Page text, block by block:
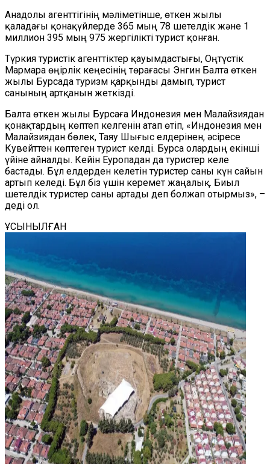
Анадолы агенттігінің мәліметінше, өткен жылы
қаладағы қонақүйлерде 365 мың 78 шетелдік және 1
миллион 395 мың 975 жергілікті турист қонған.
Түркия туристік агенттіктер қауымдастығы, Оңтүстік
Мармара өңірлік кеңесінің төрағасы Энгин Балта өткен
жылы Бурсада туризм қарқынды дамып, турист
санының артқанын жеткізді.
Балта өткен жылы Бурсаға Индонезия мен Малайзиядан
қонақтардың көптеп келгенін атап өтіп, «Индонезия мен
Малайзиядан бөлек, Таяу Шығыс елдерінен, әсіресе
Кувейттен көптеген турист келді. Бурса олардың екінші
үйіне айналды. Кейін Еуропадан да туристер келе
бастады. Бұл елдерден келетін туристер саны күн сайын
артып келеді. Бұл біз үшін керемет жаңалық. Биыл
шетелдік туристер саны артады деп болжап отырмыз», –
деді ол.
ҰСЫНЫЛҒАН